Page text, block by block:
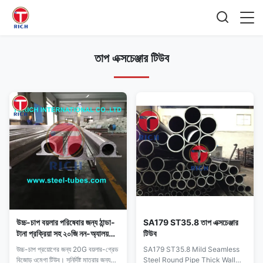
তাপ এক্সচেঞ্জার টিউব
উচ্চ-চাপ বয়লার পরিষেবার জন্য ঠান্ডা-
টানা প্রক্রিয়া সহ ২০জি নন-অ্যালয়
সিমলেস স্টিল ওমেগা টিউব
উচ্চ-চাপ প্রয়োগের জন্য 20G বয়লার-গ্রেড
বিজোড় ওমেগা টিউব। সুনির্দিষ্ট মাত্রার জন্য
SA179 ST35.8 তাপ এক্সচেঞ্জার
টিউব
SA179 ST35.8 Mild Seamless
Steel Round Pipe Thick Wall